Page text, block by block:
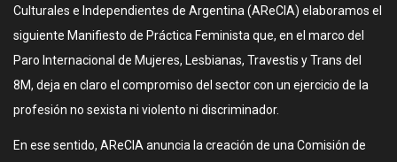
Culturales e Independientes de Argentina (AReCIA) elaboramos el
siguiente Manifiesto de Práctica Feminista que, en el marco del
Paro Internacional de Mujeres, Lesbianas, Travestis y Trans del
8M, deja en claro el compromiso del sector con un ejercicio de la
profesión no sexista ni violento ni discriminador.
En ese sentido, AReCIA anuncia la creación de una Comisión de